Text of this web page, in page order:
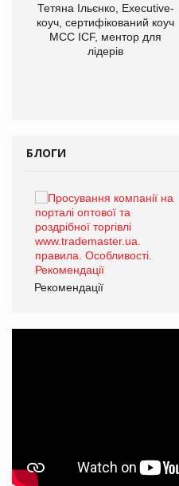
Тетяна Ільєнко, Executive-
коуч, сертифікований коуч
МСС ICF, ментор для
лідерів
БЛОГИ
Рекомендації